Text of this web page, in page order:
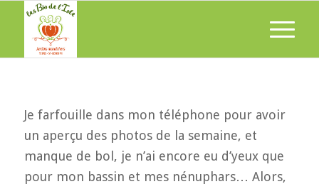
Je farfouille dans mon téléphone pour avoir
un aperçu des photos de la semaine, et
manque de bol, je n’ai encore eu d’yeux que
pour mon bassin et mes nénuphars… Alors,